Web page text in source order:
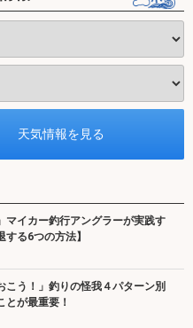
マイカー釣行アングラーが実践す
る6つの方法】
こう！」釣りの怪我４パターン別
が最重要！